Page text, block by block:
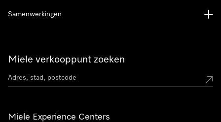
Miele verkooppunt zoeken
Miele Experience Centers
Samenwerkingen